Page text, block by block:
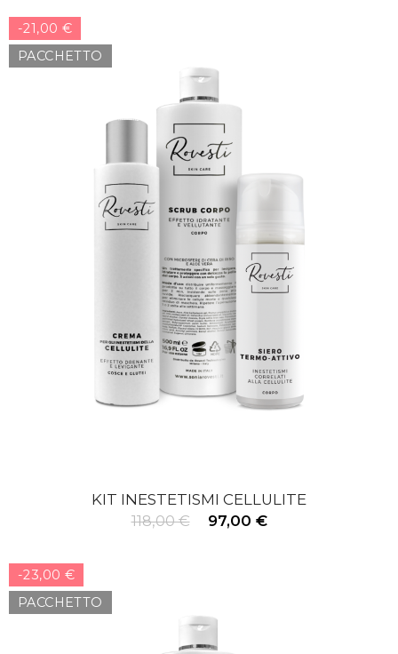
-21,00 €
PACCHETTO
KIT INESTETISMI CELLULITE
118,00 €
97,00 €
-23,00 €
PACCHETTO